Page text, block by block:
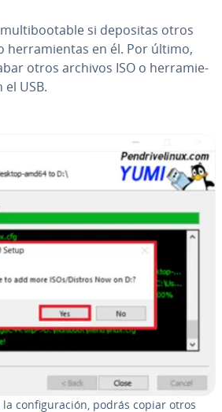
mu­l­ti­boo­ta­ble si depositas otros
he­rra­mie­n­tas en él. Por último,
otros archivos ISO o he­rra­mie­
USB.
co­n­fi­gu­ra­ción, podrás copiar otros